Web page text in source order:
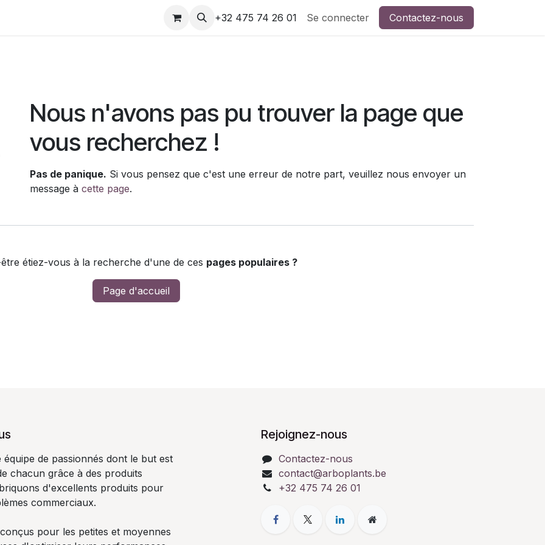
+32 475 74 26 01 Se connecter Contactez-nous
Erreur 404
Nous n'avons pas pu trouver la page que
vous recherchez !
Pas de panique. Si vous pensez que c'est une erreur de notre part, veuillez nous envoyer un
message à cette page.
étiez-vous à la recherche d'une de ces pages populaires ?
Page d'accueil
équipe de passionnés dont le but est
chacun grâce à des produits
d'excellents produits pour
commerciaux.
pour les petites et moyennes
Rejoignez-nous
Contactez-nous
contact@arboplants.be
+32 475 74 26 01